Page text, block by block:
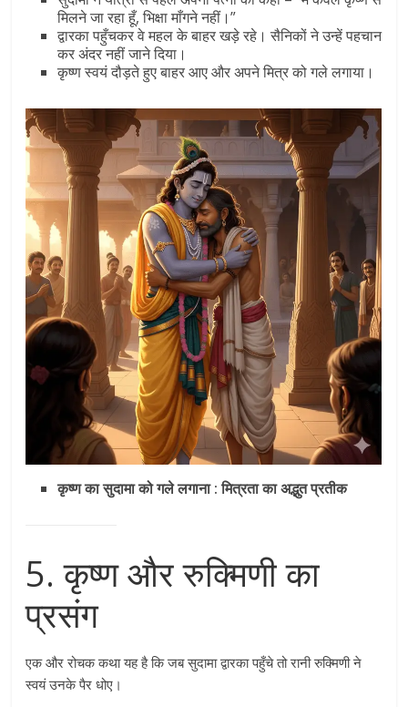
मिलने जा रहा हूँ, भिक्षा माँगने नहीं।”
द्वारका पहुँचकर वे महल के बाहर खड़े रहे। सैनिकों ने उन्हें पहचान
कर अंदर नहीं जाने दिया।
कृष्ण स्वयं दौड़ते हुए बाहर आए और अपने मित्र को गले लगाया।
कृष्ण का सुदामा को गले लगाना : मित्रता का अद्भुत प्रतीक
5. कृष्ण और रुक्मिणी का
प्रसंग
एक और रोचक कथा यह है कि जब सुदामा द्वारका पहुँचे तो रानी रुक्मिणी ने
स्वयं उनके पैर धोए।